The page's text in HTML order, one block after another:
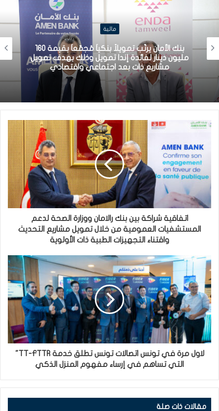
مالية
بنك الأمان يرتّب تمويلاً بنكياً مُجمّعاً بقيمة 160
مليون دينار لفائدة إندا تمويل وذلك بهدف تمويل
مشاريع ذات بعد اجتماعي واقتصادي
اتفاقية شراكة بين بنك رالامان ووزارة الصحة لدعم
المستشفيات العمومية من خلال تمويل مشاريع التحديث
واقتناء التجهيزات الطبية ذات الأولوية
لاول مرة في تونس اتصالات تونس تطلق خدمة TT-FTTR"
التي تساهم في إرساء مفهوم المنزل الذكي
مقالات ذات صلة